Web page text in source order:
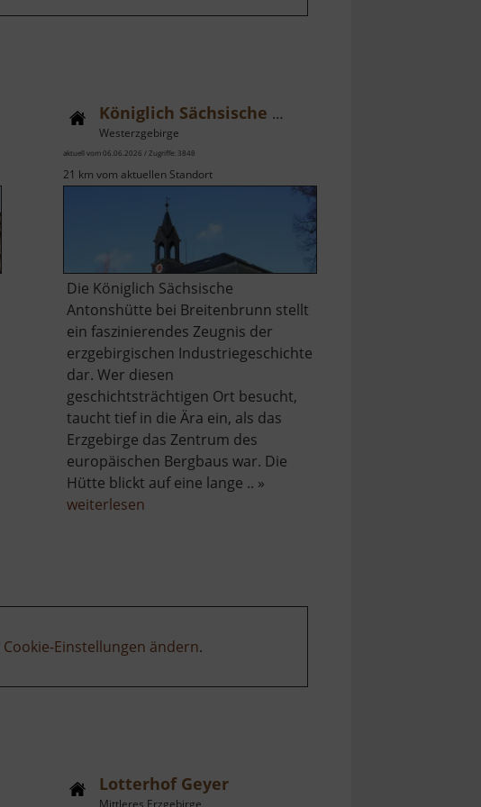
Königlich Sächsische Antonshütte
Westerzgebirge
aktuell vom 06.06.2026 / Zugriffe: 3848
21 km vom aktuellen Standort
Die Königlich Sächsische
Antonshütte bei Breitenbrunn stellt
ein faszinierendes Zeugnis der
erzgebirgischen Industriegeschichte
dar. Wer diesen
geschichtsträchtigen Ort besucht,
taucht tief in die Ära ein, als das
Erzgebirge das Zentrum des
europäischen Bergbaus war. Die
Hütte blickt auf eine lange .. »
weiterlesenüber
Cookie-Einstellungen ändern.
Lotterhof Geyer
Mittleres Erzgebirge